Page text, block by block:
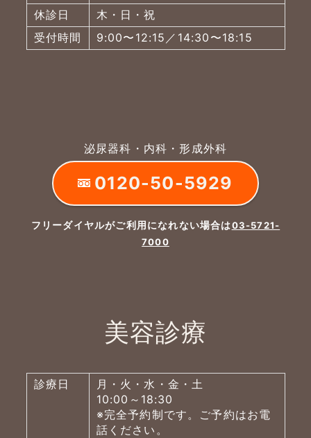
休診日
木・日・祝
受付時間
9:00〜12:15／14:30〜18:15
泌尿器科・内科・形成外科
0120-50-5929
フリーダイヤルがご利用になれない場合は03-5721-
7000
美容診療
診療日
月・火・水・金・土
10:00～18:30
※完全予約制です。ご予約はお電
話ください。